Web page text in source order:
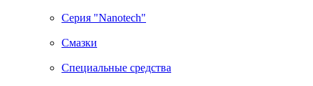
Серия "Nanotech"
Смазки
Специальные средства